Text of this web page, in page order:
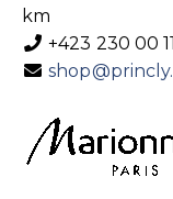
km
+423 230 00 11